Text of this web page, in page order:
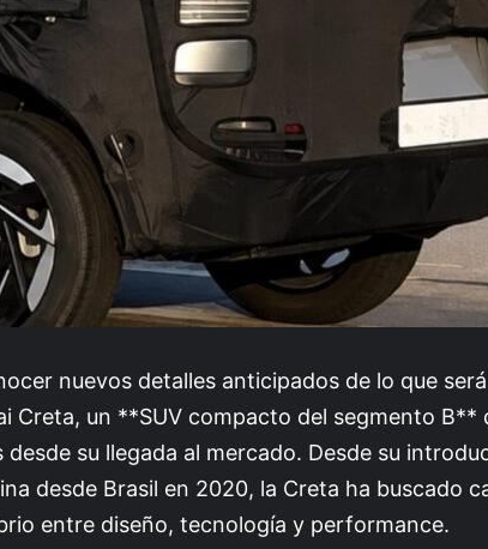
nuevos detalles anticipados de lo que
Creta, un **SUV compacto del segmento B**
su llegada al mercado. Desde su
desde Brasil en 2020, la Creta ha buscado
entre diseño, tecnología y performance.